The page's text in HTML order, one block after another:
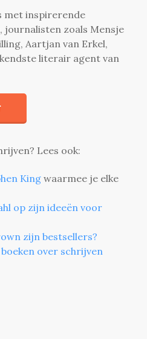
met inspirerende
zoals Mensje
Aartjan van Erkel,
literair agent van
Lees ook:
Kingwaarmee je elke
op zijn ideeën voor
zijn bestsellers?
over schrijven